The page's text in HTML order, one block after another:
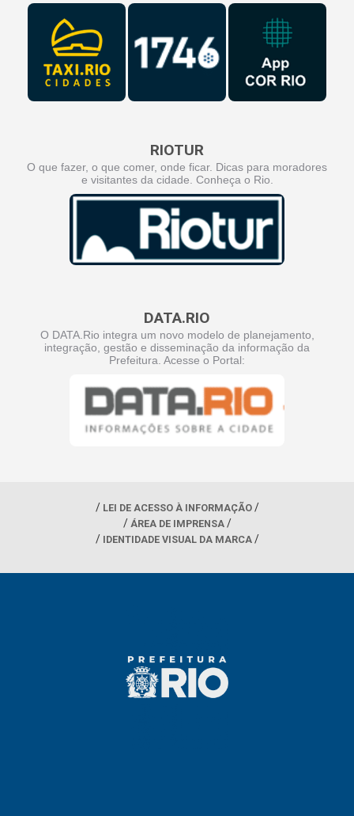
RIOTUR
O que fazer, o que comer, onde ficar. Dicas para moradores
e visitantes da cidade. Conheça o Rio.
DATA.RIO
O DATA.Rio integra um novo modelo de planejamento,
integração, gestão e disseminação da informação da
Prefeitura. Acesse o Portal:
LEI DE ACESSO À INFORMAÇÃO
ÁREA DE IMPRENSA
IDENTIDADE VISUAL DA MARCA